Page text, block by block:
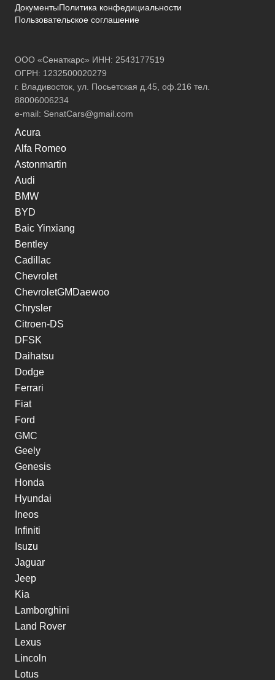
ДокументыПолитика конфедициальности
Пользовательское соглашение
ООО «Сенаткарс» ИНН: 2543177519
ОГРН: 1232500020279
г. Владивосток, ул. Посьетская д.45, оф.216 тел.
88006006234
e-mail: SenatCars@gmail.com
Acura
Alfa Romeo
Astonmartin
Audi
BMW
BYD
Baic Yinxiang
Bentley
Cadillac
Chevrolet
ChevroletGMDaewoo
Chrysler
Citroen-DS
DFSK
Daihatsu
Dodge
Ferrari
Fiat
Ford
GMC
Geely
Genesis
Honda
Hyundai
Ineos
Infiniti
Isuzu
Jaguar
Jeep
Kia
Lamborghini
Land Rover
Lexus
Lincoln
Lotus